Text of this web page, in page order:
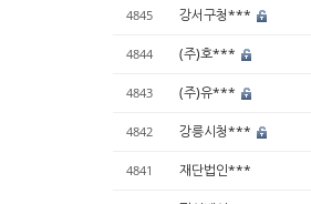
4845 강서구청***
4844 (주)호***
4843 (주)유***
4842 강릉시청***
4841 재단법인***